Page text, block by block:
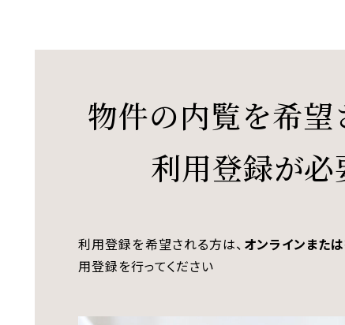
物件の内覧を希
利用登録が必
利用登録を希望される方は、 オンラインまた
用登録を行ってください